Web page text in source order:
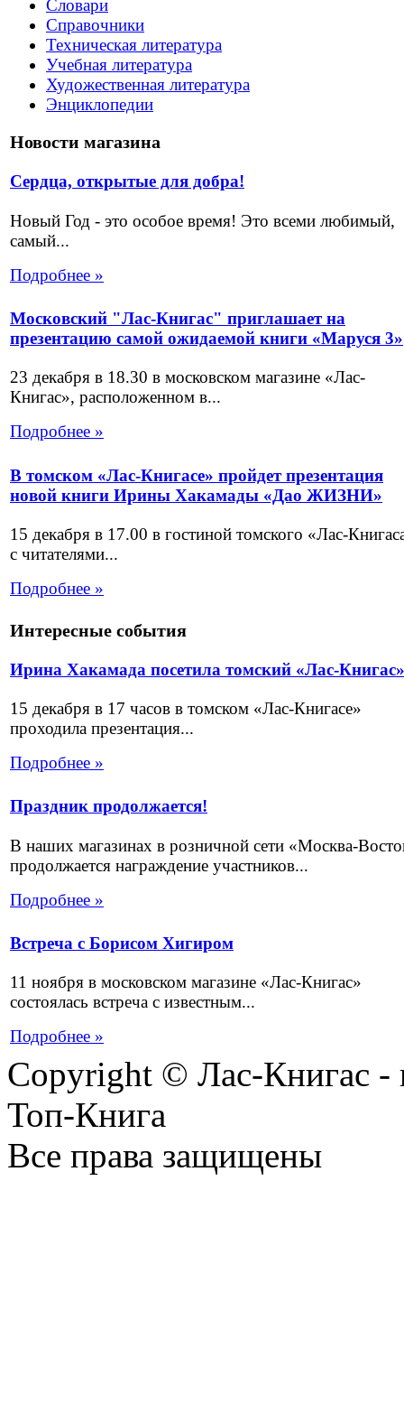
Словари
Справочники
Техническая литература
Учебная литература
Художественная литература
Энциклопедии
Новости магазина
Сердца, открытые для добра!
Новый Год - это особое время! Это всеми любимый,
самый...
Подробнее »
Московский "Лас-Книгас" приглашает на
презентацию самой ожидаемой книги «Маруся 3»
23 декабря в 18.30 в московском магазине «Лас-
Книгас», расположенном в...
Подробнее »
В томском «Лас-Книгасе» пройдет презентация
новой книги Ирины Хакамады «Дао ЖИЗНИ»
15 декабря в 17.00 в гостиной томского «Лас-
с читателями...
Подробнее »
Интересные события
Ирина Хакамада посетила томский «Лас-Книгас»
15 декабря в 17 часов в томском «Лас-Книгасе»
проходила презентация...
Подробнее »
Праздник продолжается!
В наших магазинах в розничной сети «Москва-
продолжается награждение участников...
Подробнее »
Встреча с Борисом Хигиром
11 ноября в московском магазине «Лас-Книгас»
состоялась встреча с известным...
Подробнее »
Copyright © Лас-Книгас
Топ-Книга
Все права защищены